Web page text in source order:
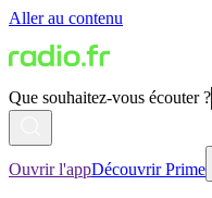
Aller au contenu
Que souhaitez-vous écouter ?
Ouvrir l'appDécouvrir Prime